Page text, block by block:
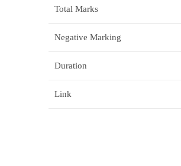
Total Marks
Negative Marking
Duration
Link